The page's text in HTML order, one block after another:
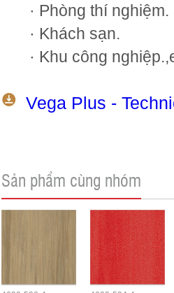
· Phòng thí nghiệm.
· Khách sạn.
· Khu công
Vega Plus -
Sản phẩm cùng nhóm